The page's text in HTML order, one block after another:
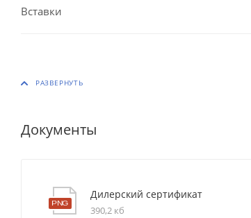
Вставки
Документы
Дилерский сертификат
390,2 кб